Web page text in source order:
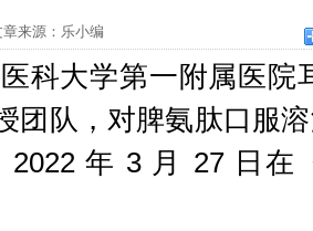
章来源：乐小编
科大学第一附属医院
团队，对脾氨肽口服
2022 年 3 月 27 日在